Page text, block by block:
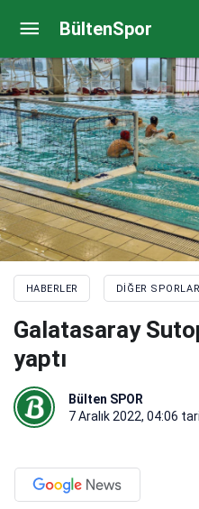
BültenSpor
HABERLER DIĞER SPORLAR
Galatasaray
yaptı
Bülten SPOR
7 Aralık 2022, 04:06
Türkiye Bedensel
yeni sponsor